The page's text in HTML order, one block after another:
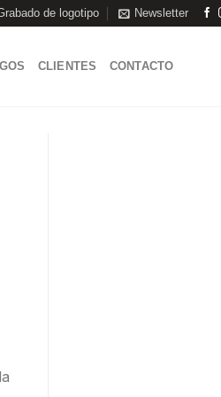
de logotipo Newsletter
CLIENTES CONTACTO